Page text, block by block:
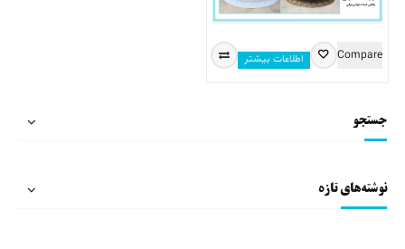
جستجو
نوشته‌های تازه
اطلاعات بیشتر Compare